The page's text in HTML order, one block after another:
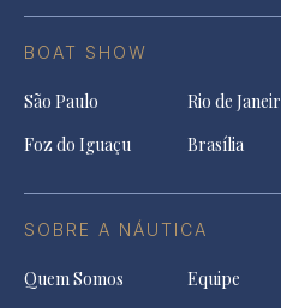
BOAT SHOW
São Paulo Rio de
Foz do Iguaçu
Brasília
SOBRE A NÁUTICA
Quem Somos Equipe